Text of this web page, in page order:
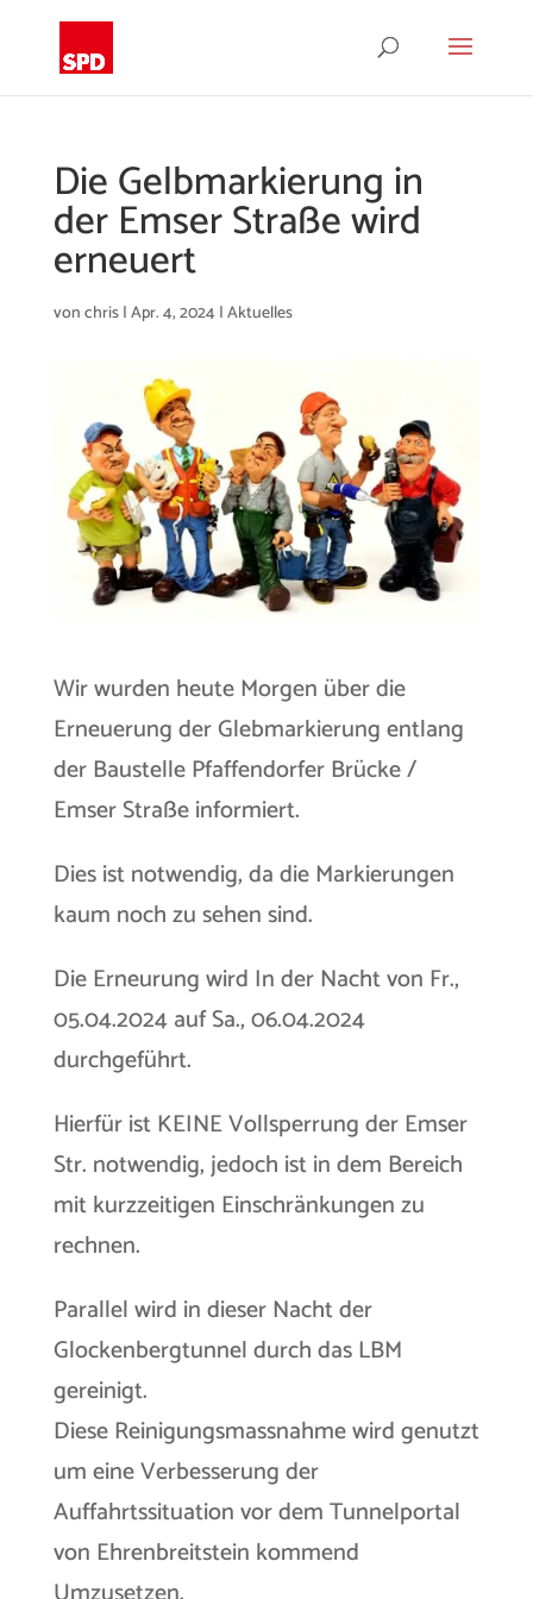
Die Gelbmarkierung in
der Emser Straße wird
erneuert
vonchris|Apr. 4, 2024 |Aktuelles
Wir wurden heute Morgen über die
Erneuerung der Glebmarkierung entlang
der Baustelle Pfaffendorfer Brücke /
Emser Straße informiert.
Dies ist notwendig, da die Markierungen
kaum noch zu sehen sind.
Die Erneurung wird In der Nacht von Fr.,
05.04.2024 auf Sa., 06.04.2024
durchgeführt.
Hierfür ist KEINE Vollsperrung der Emser
Str. notwendig, jedoch ist in dem Bereich
mit kurzzeitigen Einschränkungen zu
rechnen.
Parallel wird in dieser Nacht der
Glockenbergtunnel durch das LBM
gereinigt.
Diese Reinigungsmassnahme wird genutzt
um eine Verbesserung der
Auffahrtssituation vor dem Tunnelportal
von Ehrenbreitstein kommend